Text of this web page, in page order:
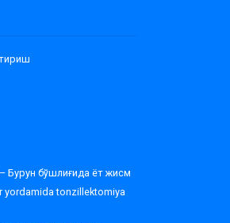
Бурун бўшлиғида ёт жисм
yordamida tonzillektomiya